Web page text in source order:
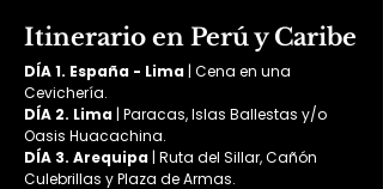
Itinerario en Perú y Caribe
DÍA 1. España - Lima | Cena en una
Cevichería.
DÍA 2. Lima | Paracas, Islas Ballestas y/o
Oasis Huacachina.
DÍA 3. Arequipa | Ruta del Sillar, Cañón
Culebrillas y Plaza de Armas.